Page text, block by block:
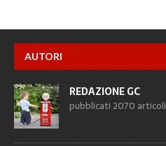
AUTORI
REDAZIONE GC
pubblicati 2070 articoli